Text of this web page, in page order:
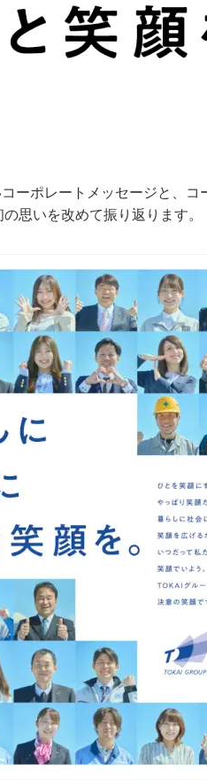
ーポレートメッセージと、コ
思いを改めて振り返ります。